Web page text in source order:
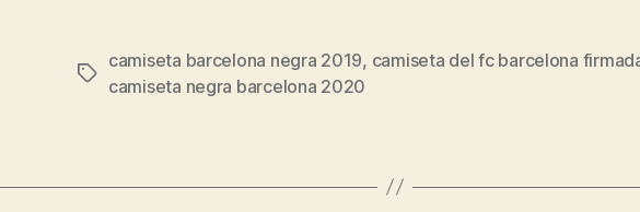
Etiquetas
camiseta barcelona negra 2019, camiseta del fc barcelona
camiseta negra barcelona 2020